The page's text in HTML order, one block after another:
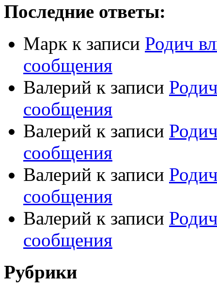
Последние ответы:
Марк к записи Родич
сообщения
Валерий к записи
сообщения
Валерий к записи
сообщения
Валерий к записи
сообщения
Валерий к записи
сообщения
Рубрики